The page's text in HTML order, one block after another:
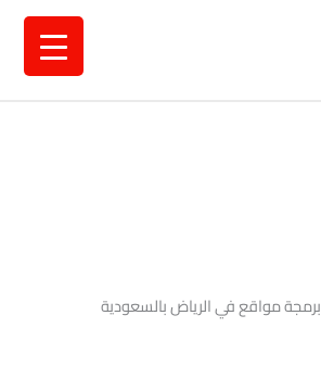
برمجة مواقع في الرياض بالسعودية